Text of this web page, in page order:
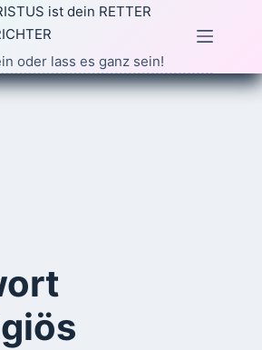
ist dein RETTER
oder lass es ganz sein!